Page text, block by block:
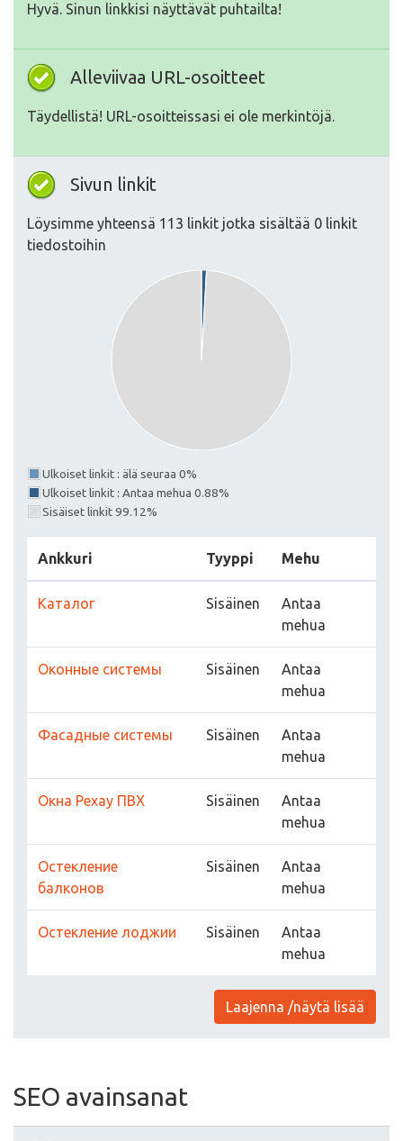
Hyvä. Sinun linkkisi näyttävät puhtailta!
Alleviivaa URL-osoitteet
Täydellistä! URL-osoitteissasi ei ole merkintöjä.
Sivun linkit
Löysimme yhteensä 113 linkit jotka sisältää 0 linkit
tiedostoihin
Ulkoiset linkit : älä seuraa 0%
Ulkoiset linkit : Antaa mehua 0.88%
Sisäiset linkit 99.12%
Ankkuri Tyyppi Mehu
Каталог Sisäinen
Antaa
mehua
Оконные системы Sisäinen
Antaa
mehua
Фасадные системы Sisäinen
Antaa
mehua
Окна Рехау ПВХ Sisäinen
Antaa
mehua
Остекление
балконов
Sisäinen
Antaa
mehua
Остекление лоджии Sisäinen
Antaa
mehua
Laajenna /näytä lisää
SEO avainsanat